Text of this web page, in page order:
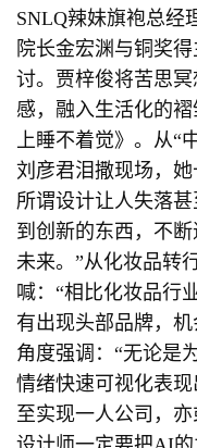
SNLQ辣妹旗袍总经
院长金宏渊与铜奖
讨。贾梓俊将苦思
感，融入生活化的
上睡不着觉》。从“
刘彦君泪撒现场，
所谓设计让人失落
到创新的东西，不
未来。”从化妆品转
喊：“相比化妆品行
有出现头部品牌，
角度强调：“无论是
情绪快速可视化表
至实现一人公司，